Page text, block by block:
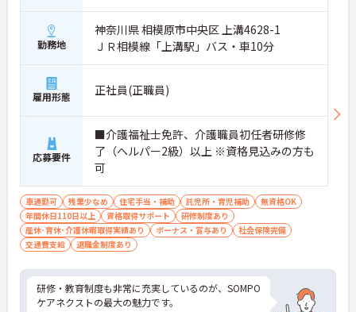
勤務地
神奈川県 相模原市中央区 上溝4628-1
ＪＲ相模線「上溝駅」バス・車10分
雇用形態 正社員(正職員)
応募要件
■介護福祉士免許、介護職員初任者研修修
了（ヘルパー2級）以上 ※資格見込みの方も
可
車通勤可 残業少なめ 住宅手当・補助 託児所・育児補助
無資格OK
年間休日110日以上
資格取得サポート
研修制度あり
産休･育休･介護休暇取得実績あり
ボーナス・賞与あり
社会保険完備
交通費支給
退職金制度あり
研修・教育制度も非常に充実しているのが、SOMPO
ケアネクストの最大の魅力です。